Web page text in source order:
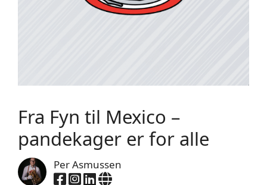
Fra Fyn til Mexico –
pandekager er for alle
Per Asmussen